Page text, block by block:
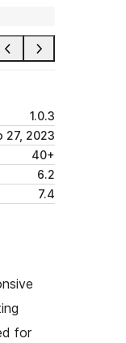
1.0.3
27, 2023
40+
6.2
7.4
for